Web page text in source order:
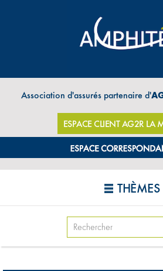
Association d'assurés partenaire d'
ESPACE CLIENT AG2R LA
THÈMES